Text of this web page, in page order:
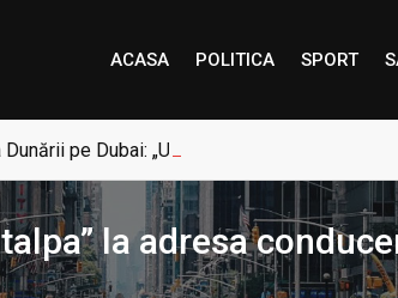
ACASA POLITICA SPORT
pe Dubai: „Uneori, Paradisul este mai
la adresa